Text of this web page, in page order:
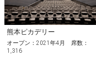
熊本ピカデリー
オープン：2021年4月 席数：
1,316